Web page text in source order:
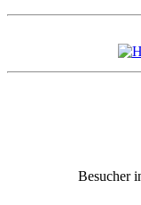
Besucher